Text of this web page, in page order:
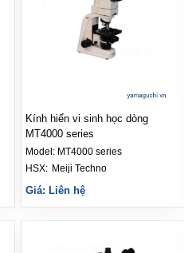
Kính hiển vi sinh học dòng
MT4000 series
Model: MT4000 series
HSX: Meiji Techno
Giá: Liên hệ